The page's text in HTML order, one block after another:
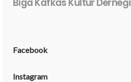
Facebook
Instagram